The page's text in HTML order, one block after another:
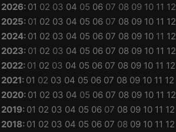
2026: 01 02 03 04 05 06 07 08 09 10 11 12
2025: 01 02 03 04 05 06 07 08 09 10 11 12
2024: 01 02 03 04 05 06 07 08 09 10 11 12
2023: 01 02 03 04 05 06 07 08 09 10 11 12
2022: 01 02 03 04 05 06 07 08 09 10 11 12
2021: 01 02 03 04 05 06 07 08 09 10 11 12
2020: 01 02 03 04 05 06 07 08 09 10 11 12
2019: 01 02 03 04 05 06 07 08 09 10 11 12
2018: 01 02 03 04 05 06 07 08 09 10 11 12